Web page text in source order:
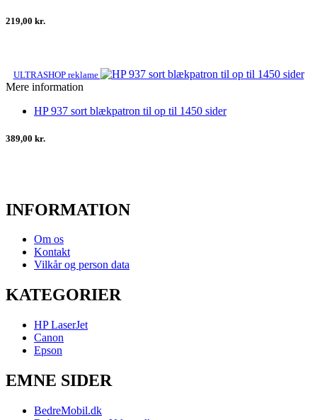
219,00 kr.
ULTRASHOP reklame
Mere information
HP 937 sort blækpatron til op til 1450 sider
389,00 kr.
INFORMATION
Om os
Kontakt
Vilkår og person data
KATEGORIER
HP LaserJet
Canon
Epson
EMNE SIDER
BedreMobil.dk